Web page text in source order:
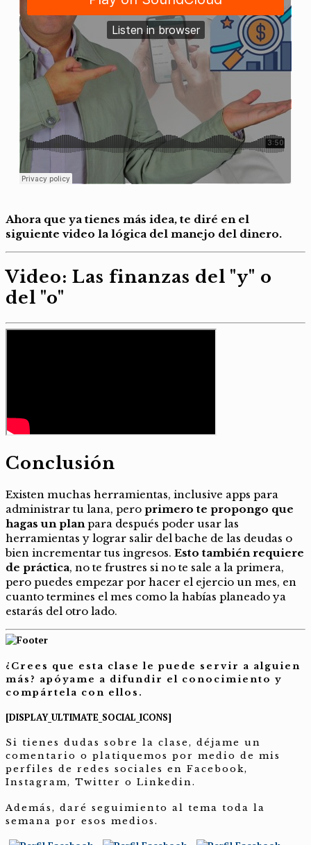
Ahora que ya tienes más idea, te diré en el
siguiente video la lógica del manejo del dinero.
Video: Las finanzas del "y" o
del "o"
Conclusión
Existen muchas herramientas, inclusive apps para
administrar tu lana, pero primero te propongo que
hagas un planpara después poder usar las
herramientas y lograr salir del bache de las deudas o
bien incrementar tus ingresos. Esto también requiere
de práctica, no te frustres si no te sale a la primera,
pero puedes empezar por hacer el ejercio un mes, en
cuanto termines el mes como la habías planeado ya
estarás del otro lado.
¿Crees que esta clase le puede servir a alguien
más? apóyame a difundir el conocimiento y
compártela con ellos.
[DISPLAY_ULTIMATE_SOCIAL_ICONS]
Si tienes dudas sobre la clase, déjame un
comentario o platiquemos por medio de mis
perfiles de redes sociales en Facebook,
Instagram, Twitter o Linkedin.
Además, daré seguimiento al tema toda la
semana por esos medios.